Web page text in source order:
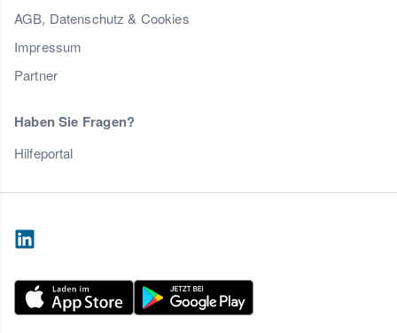
AGB, Datenschutz & Cookies
Impressum
Partner
Haben Sie Fragen?
Hilfeportal